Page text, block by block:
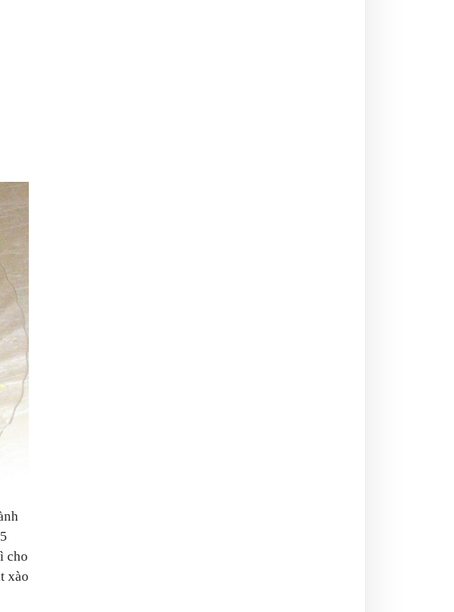
cho
xào